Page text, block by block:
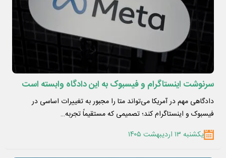
سرنوشت اینستاگرام و فیسبوک به این دادگاه وابسته است
دادگاهی مهم در آمریکا می‌تواند متا را مجبور به تغییرات اساسی در
فیسبوک و اینستاگرام کند؛ تصمیمی که مستقیماً تجربه…
یکشنبه ۱۳ اردیبهشت ۱۴۰۵